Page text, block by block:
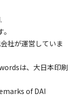
社が運営していま
は、大日本印刷
of DAI